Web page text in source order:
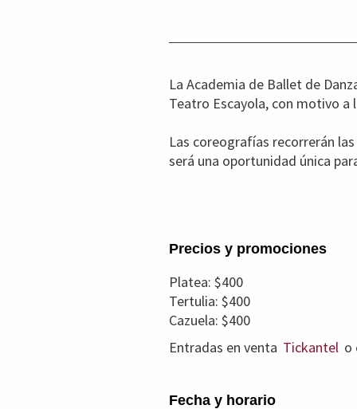
La Academia de Ballet de
Teatro Escayola, con motivo a
Las coreografías recorrerán
será una oportunidad única
Precios y promociones
Platea: $400
Tertulia: $400
Cazuela: $400
Entradas en venta Tickantel o
Fecha y horario